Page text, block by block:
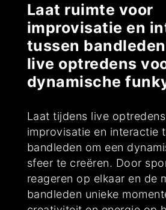
Laat ruimte voor
improvisatie en
tussen
live optredens
dynamische
Laat tijdens live
improvisatie en interactie
bandleden om een
sfeer te creëren. Door
reageren op elkaar en de
bandleden unieke